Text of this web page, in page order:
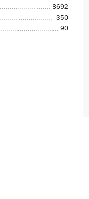
8692
350
90